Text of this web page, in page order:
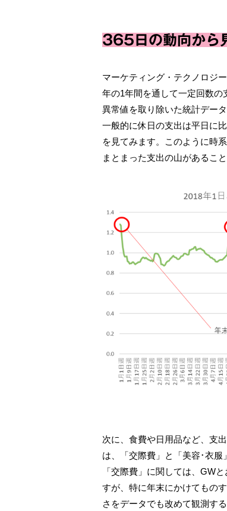
365日の動向から
マーケティング・テクノロジ
年の1年間を通して一定回数
異常値を取り除いた統計デー
一般的に休日の支出は平日に
を見てみます。このように時
まとまった支出の山があるこ
次に、食費や日用品など、支
は、「交際費」と「美容･衣服
「交際費」に関しては、GW
すが、特に年末にかけてもの
さをデータでも改めて観測す